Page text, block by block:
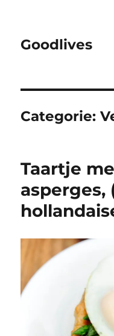
Goodlives
Categorie:
Taartje
asperges,